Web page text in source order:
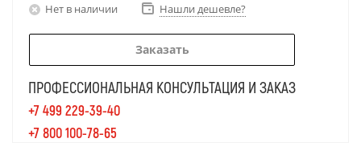
Нет в наличии Нашли дешевле?
Заказать
ПРОФЕССИОНАЛЬНАЯ КОНСУЛЬТАЦИЯ И ЗАКАЗ
+7 499 229-39-40
+7 800 100-78-65